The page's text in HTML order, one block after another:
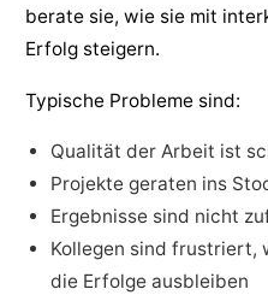
berate sie, wie sie mit
Erfolg steigern.
Typische Probleme sind:
Qualität der Arbeit ist
Projekte geraten ins
Ergebnisse sind nicht
Kollegen sind frustriert,
die Erfolge ausbleiben